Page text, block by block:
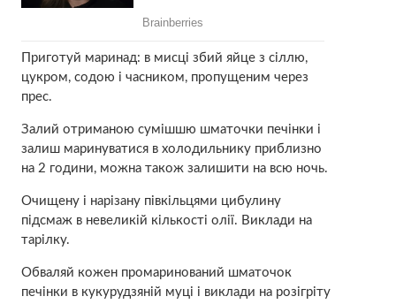
Приготуй маринад: в мисці збий яйце з сіллю,
цукром, содою і часником, пропущеним через
прес.
Залий отриманою сумішшю шматочки печінки і
залиш маринуватися в холодильнику приблизно
на 2 години, можна також залишити на всю ночь.
Очищену і нарізану півкільцями цибулину
підсмаж в невеликій кількості олії. Виклади на
тарілку.
Обваляй кожен промаринований шматочок
печінки в кукурудзяній муці і виклади на розігріту